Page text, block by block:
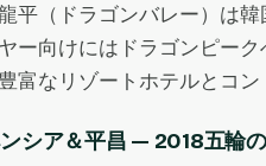
平（ドラゴンバレー）は
ー向けにはドラゴンピーク
富なリゾートホテルとコ
シア＆平昌 — 2018五輪